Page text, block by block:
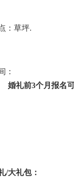
草坪.
婚礼前3个月报名
/大礼包：